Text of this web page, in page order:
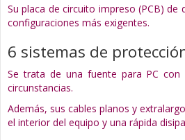
Su placa de circuito impreso (PCB)
configuraciones más exigentes.
6 sistemas de
Se trata de una fuente para PC con
circunstancias.
Además, sus cables planos y
el interior del equipo y una rápida